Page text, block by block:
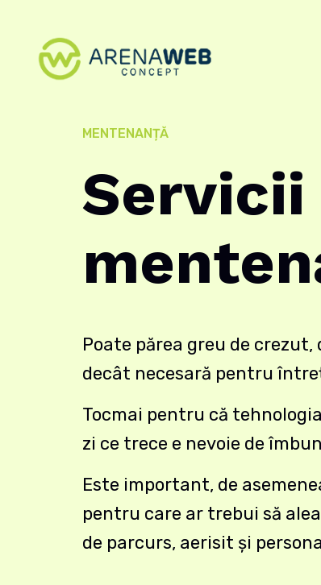
MENTENANȚĂ
Servicii
Poate părea greu de
decât necesară pentru
Tocmai pentru că
zi ce trece e nevoie de
Este important, de
pentru care ar trebui să
de parcurs, aerisit și